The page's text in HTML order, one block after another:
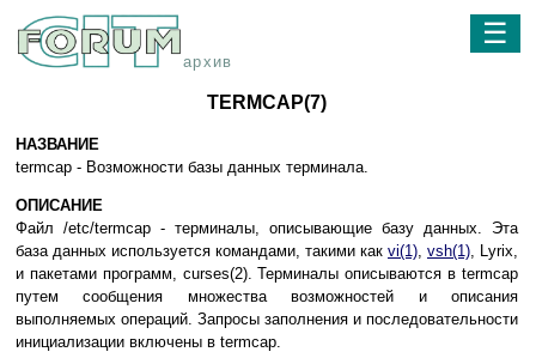
архив
☰
TERMCAP(7)
НАЗВАНИЕ
termcap - Возможности базы данных терминала.
ОПИСАНИЕ
Файл /etc/termcap - терминалы, описывающие базу данных. Эта
база данных используется командами, такими как vi(1), vsh(1), Lyrix,
и пакетами программ, curses(2). Терминалы описываются в termcap
путем сообщения множества возможностей и описания
выполняемых операций. Запросы заполнения и последовательности
инициализации включены в termcap.